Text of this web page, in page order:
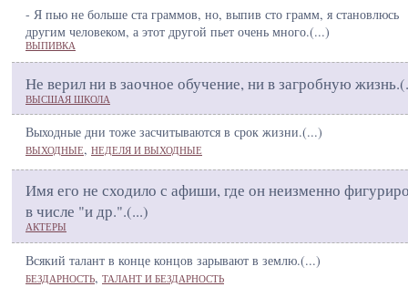
- Я пью не больше ста граммов, но, выпив сто грамм, я становлюсь
другим человеком, а этот другой пьет очень много.(...)
ВЫПИВКА
Не верил ни в заочное обучение, ни в загробную жизнь.(
ВЫСШАЯ ШКОЛА
Выходные дни тоже засчитываются в срок жизни.(...)
ВЫХОДНЫЕ, НЕДЕЛЯ И ВЫХОДНЫЕ
Имя его не сходило с афиши, где он неизменно
в числе "и др.".(...)
АКТЕРЫ
Всякий талант в конце концов зарывают в землю.(...)
БЕЗДАРНОСТЬ, ТАЛАНТ И БЕЗДАРНОСТЬ